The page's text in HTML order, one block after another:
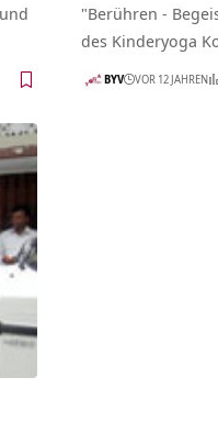
"Berühren -
des Kinderyoga
BYV VOR 12 JAHREN